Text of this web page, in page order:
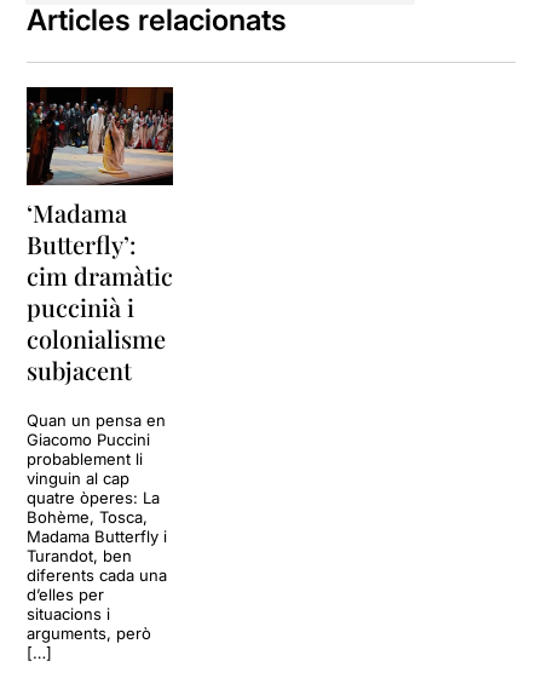
Articles relacionats
‘Madama
Butterfly’:
cim dramàtic
puccinià i
colonialisme
subjacent
Quan un pensa en
Giacomo Puccini
probablement li
vinguin al cap
quatre òperes: La
Bohème, Tosca,
Madama Butterfly i
Turandot, ben
diferents cada una
d’elles per
situacions i
arguments, però
[…]